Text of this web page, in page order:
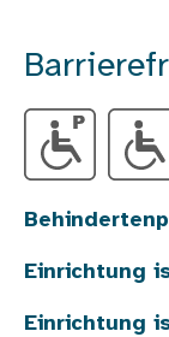
Einrichtung
Einrichtung